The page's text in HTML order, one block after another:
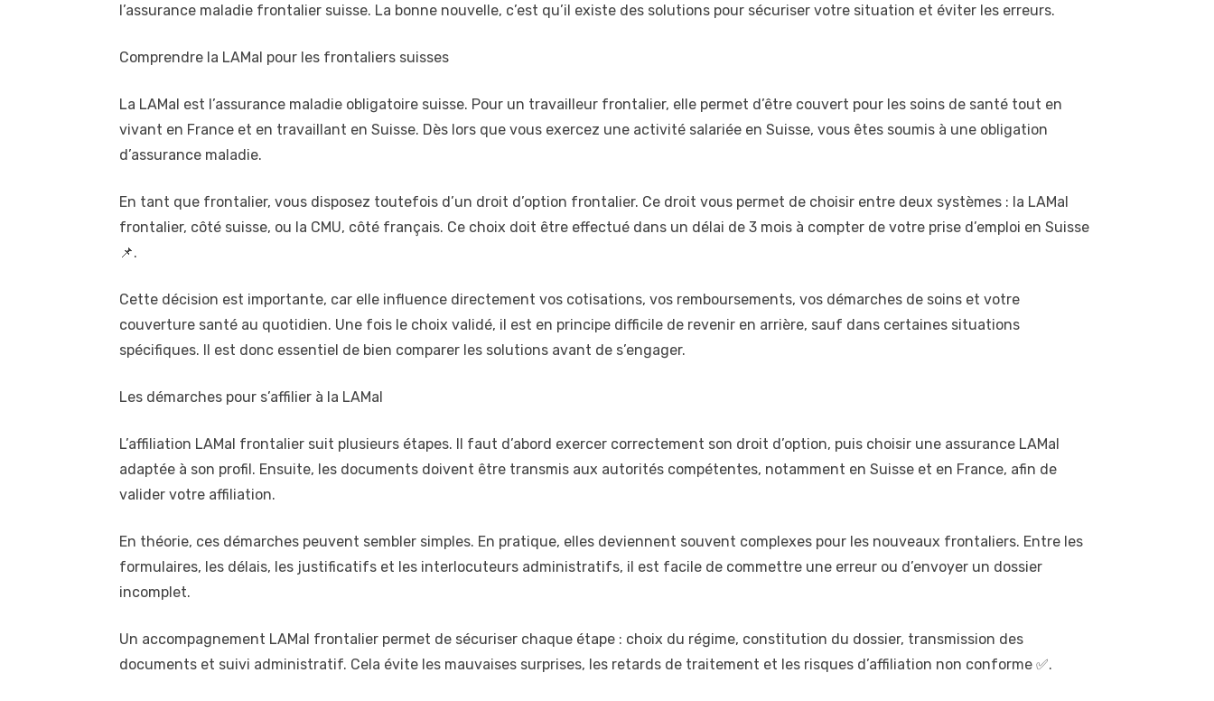
l’assurance maladie frontalier suisse. La bonne nouvelle, c’est qu’il existe des solutions pour sécuriser votre situation et éviter les erreurs.
Comprendre la LAMal pour les frontaliers suisses
La LAMal est l’assurance maladie obligatoire suisse. Pour un travailleur frontalier, elle permet d’être couvert pour les soins de santé tout en
vivant en France et en travaillant en Suisse. Dès lors que vous exercez une activité salariée en Suisse, vous êtes soumis à une obligation
d’assurance maladie.
En tant que frontalier, vous disposez toutefois d’un droit d’option frontalier. Ce droit vous permet de choisir entre deux systèmes : la LAMal
frontalier, côté suisse, ou la CMU, côté français. Ce choix doit être effectué dans un délai de 3 mois à compter de votre prise d’emploi en Suisse
📌.
Cette décision est importante, car elle influence directement vos cotisations, vos remboursements, vos démarches de soins et votre
couverture santé au quotidien. Une fois le choix validé, il est en principe difficile de revenir en arrière, sauf dans certaines situations
spécifiques. Il est donc essentiel de bien comparer les solutions avant de s’engager.
Les démarches pour s’affilier à la LAMal
L’affiliation LAMal frontalier suit plusieurs étapes. Il faut d’abord exercer correctement son droit d’option, puis choisir une assurance LAMal
adaptée à son profil. Ensuite, les documents doivent être transmis aux autorités compétentes, notamment en Suisse et en France, afin de
valider votre affiliation.
En théorie, ces démarches peuvent sembler simples. En pratique, elles deviennent souvent complexes pour les nouveaux frontaliers. Entre les
formulaires, les délais, les justificatifs et les interlocuteurs administratifs, il est facile de commettre une erreur ou d’envoyer un dossier
incomplet.
Un accompagnement LAMal frontalier permet de sécuriser chaque étape : choix du régime, constitution du dossier, transmission des
documents et suivi administratif. Cela évite les mauvaises surprises, les retards de traitement et les risques d’affiliation non conforme ✅.